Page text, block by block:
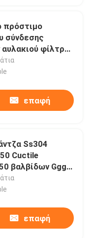
πρόστιμο
σύνδεσης
φίλτρων
Υ - πλέγμα
επαφή
Ss304
Cuctile
βαλβίδων Ggg50
Υ τύπος
επαφή